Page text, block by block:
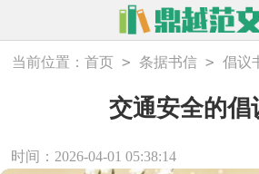
当前位置：首页 > 条据书信 > 倡议
交通安全的倡
时间：2026-04-01 05:38:14